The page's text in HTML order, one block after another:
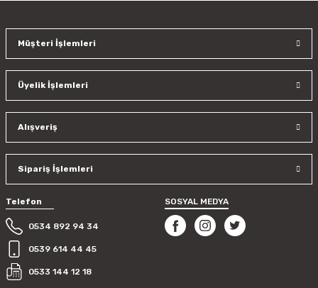
Ürün resmi kalitesiz, bozuk veya görüntülenemiyor.
Ürün bilgilerinde hatalar bulunuyor.
Bu ürüne benzer farklı alternatifler olmalı.
Gönder
Müşteri İşlemleri
Üyelik İşlemleri
Alışveriş
Sipariş İşlemleri
Telefon
0534 892 94 34
0539 614 44 45
0533 144 12 18
SOSYAL MEDYA